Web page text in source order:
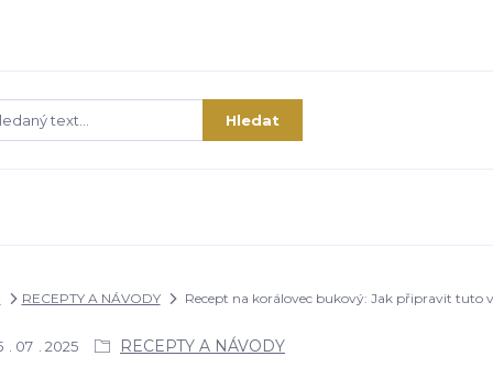
Hledat
RECEPTY A NÁVODY Recept na korálovec bukový: Jak připravit tuto
07 2025 RECEPTY A NÁVODY